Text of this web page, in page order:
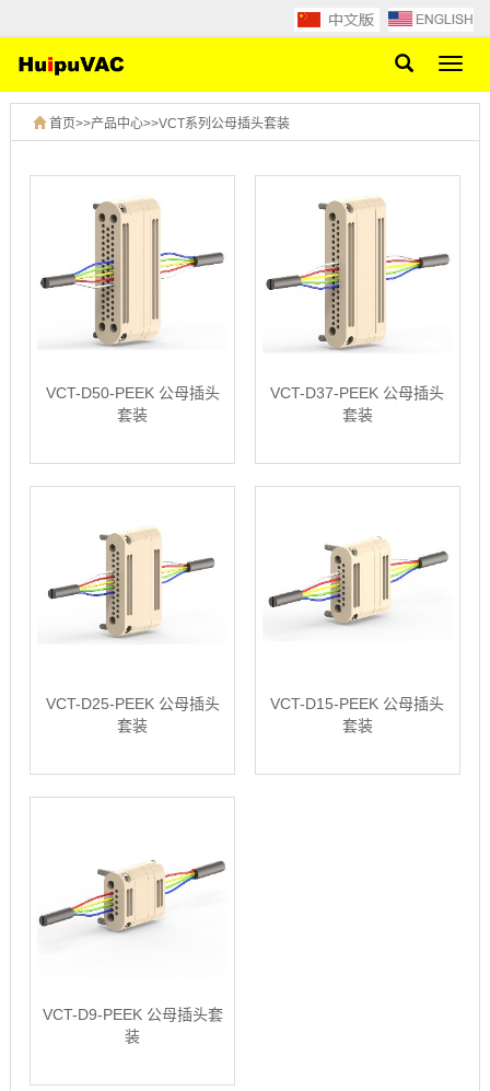
网
导
首页>>产品中心>>VCT系列公母插头套装
VCT-D50-PEEK 公母插头
套装
VCT-D37-PEEK 公母插头
套装
VCT-D25-PEEK 公母插头
套装
VCT-D15-PEEK 公母插头
套装
VCT-D9-PEEK 公母插头套
装